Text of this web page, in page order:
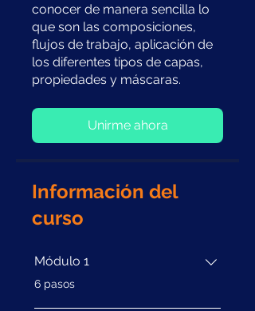
conocer de manera sencilla lo
que son las composiciones,
flujos de trabajo, aplicación de
los diferentes tipos de capas,
Unirme ahora
Información del
curso
Módulo 1
.6 pasos